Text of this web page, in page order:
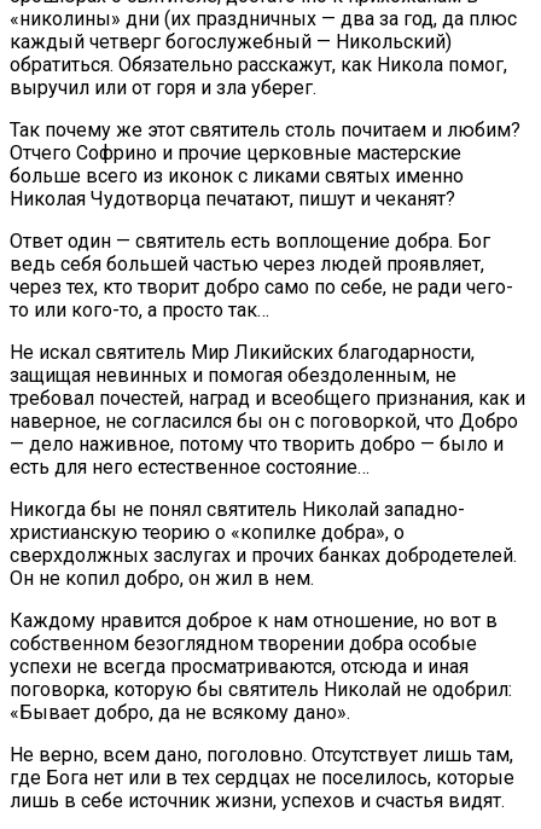
«николины» дни (их праздничных — два за год, да плюс
каждый четверг богослужебный — Никольский)
обратиться. Обязательно расскажут, как Никола помог,
выручил или от горя и зла уберег.
Так почему же этот святитель столь почитаем и любим?
Отчего Софрино и прочие церковные мастер­ские
больше всего из иконок с ликами святых именно
Николая Чудотворца печатают, пишут и чеканят?
Ответ один — святитель есть воплощение добра. Бог
ведь себя большей частью через людей проявля­ет,
через тех, кто творит добро само по себе, не ради чего-
то или кого-то, а просто так…
Не искал святитель Мир Ликийских благодарно­сти,
защищая невинных и помогая обездоленным, не
требовал почестей, наград и всеобщего признания, как и
наверное, не согласился бы он с поговоркой, что Добро
— дело наживное, потому что творить до­бро — было и
есть для него естественное состояние…
Никогда бы не понял святитель Николай за­падно-
христианскую теорию о «копилке добра», о
сверхдолжных заслугах и прочих банках добродете­лей.
Он не копил добро, он жил в нем.
Каждому нравится доброе к нам отношение, но вот в
собственном безоглядном творении добра осо­бые
успехи не всегда просматриваются, отсюда и иная
поговорка, которую бы святитель Николай не одобрил:
«Бывает добро, да не всякому дано».
Не верно, всем дано, поголовно. Отсутствует лишь там,
где Бога нет или в тех сердцах не посели­лось, которые
лишь в себе источник жизни, успехов и счастья видят.